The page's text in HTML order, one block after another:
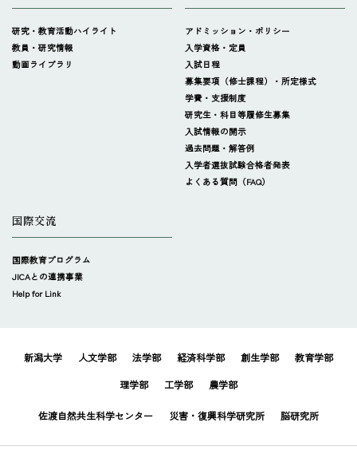
研究・教育活動ハイライト
教員・研究情報
動画ライブラリ
アドミッション・ポリシー
入学資格・定員
入試日程
募集要項（修士課程）・所定様式
学費・支援制度
研究生・科目等履修生募集
入試情報の開示
過去問題・解答例
入学者選抜試験合格者発表
よくある質問（FAQ）
国際交流
国際教育プログラム
JICAとの連携事業
Help for Link
新潟大学 人文学部 法学部 経済科学部 創生学部
教育学部
理学部
工学部 農学部
佐渡自然共生科学センター 災害・復興科学研究所 脳研究所